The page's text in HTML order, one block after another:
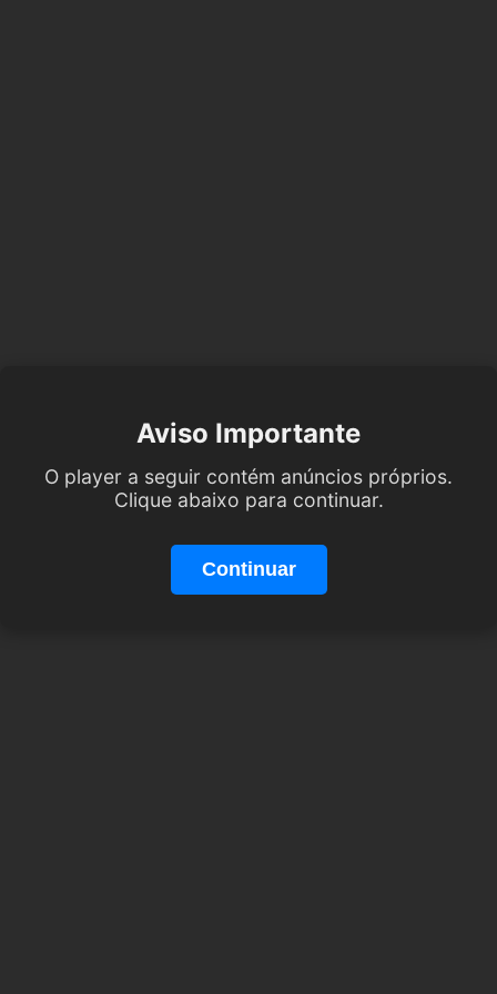
Aviso Importante
O player a seguir contém anúncios próprios.
Clique abaixo para continuar.
Continuar